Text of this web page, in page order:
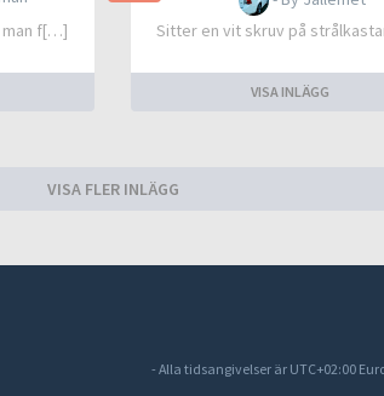
man f[…]
Sitter en vit skruv på
VISA INLÄGG
VISA FLER INLÄGG
- Alla tidsangivelser är UTC+02:00